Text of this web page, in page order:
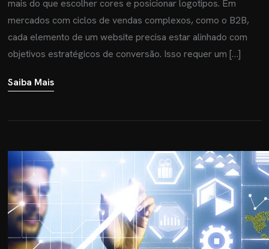
mais do que escolher cores e posicionar logotipos. Em
mercados com ciclos de vendas complexos, como o B2B,
cada elemento de um website precisa estar alinhado com
objetivos estratégicos de conversão. Isso requer um […]
Saiba Mais